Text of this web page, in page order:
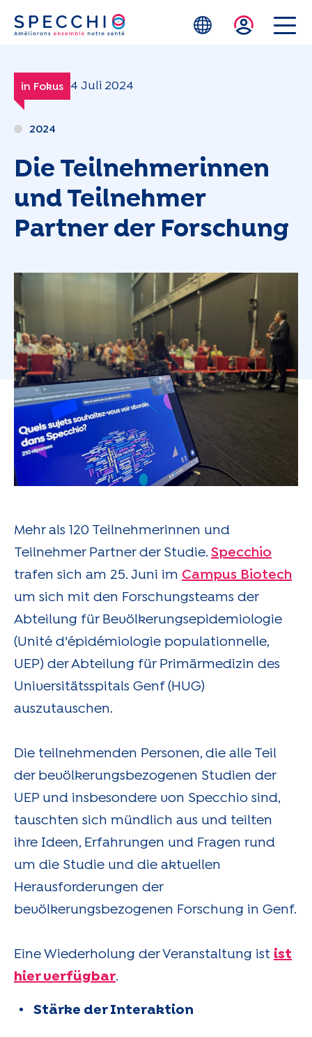
Zum Hauptinhalt springen
in Fokus 4 Juli 2024
2024
Die Teilnehmerinnen
und Teilnehmer
Partner der Forschung
Mehr als 120 Teilnehmerinnen und
Teilnehmer Partner der Studie. Specchio
trafen sich am 25. Juni im Campus Biotech
um sich mit den Forschungsteams der
Abteilung für Bevölkerungsepidemiologie
(Unité d'épidémiologie populationnelle,
UEP) der Abteilung für Primärmedizin des
Universitätsspitals Genf (HUG)
auszutauschen.
Die teilnehmenden Personen, die alle Teil
der bevölkerungsbezogenen Studien der
UEP und insbesondere von Specchio sind,
tauschten sich mündlich aus und teilten
ihre Ideen, Erfahrungen und Fragen rund
um die Studie und die aktuellen
Herausforderungen der
bevölkerungsbezogenen Forschung in Genf.
Eine Wiederholung der Veranstaltung ist ist
hier verfügbar.
Stärke der Interaktion